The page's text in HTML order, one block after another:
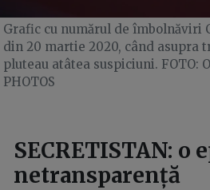
Grafic cu numărul de îmbolnăviri
din 20 martie 2020, când asupra
pluteau atâtea suspiciuni. FOTO:
PHOTOS
SECRETISTAN: o
netransparență